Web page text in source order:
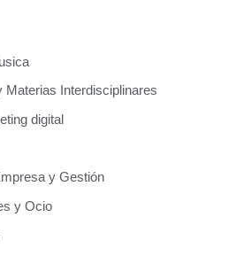
Materias Interdisciplinares
digital
y Gestión
y Ocio